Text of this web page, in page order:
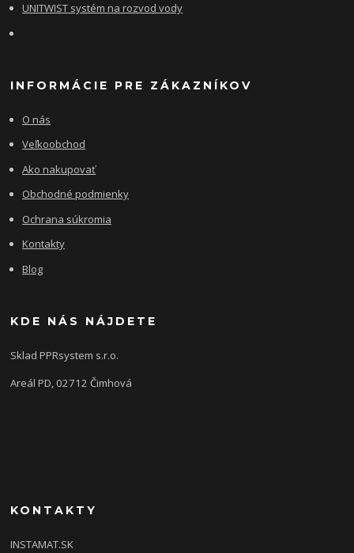
UNITWIST systém na rozvod vody
INFORMÁCIE PRE ZÁKAZNÍKOV
O nás
Veľkoobchod
Ako nakupovať
Obchodné podmienky
Ochrana súkromia
Kontakty
Blog
KDE NÁS NÁJDETE
Sklad PPRsystem s.r.o.
Areál PD, 02712 Čimhová
KONTAKTY
INSTAMAT.SK